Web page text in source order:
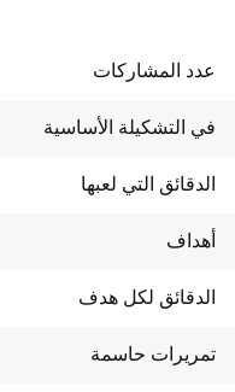
عدد المشاركات
في التشكيلة الأساسية
الدقائق التي لعبها
أهداف
الدقائق لكل هدف
تمريرات حاسمة